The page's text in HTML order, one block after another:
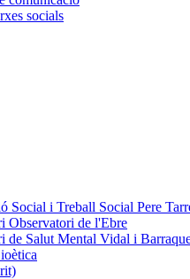
socials
Social i Treball Social Pere
Observatori de l'Ebre
de Salut Mental Vidal i